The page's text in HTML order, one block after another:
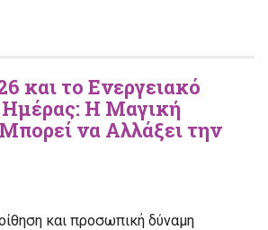
και το Ενεργειακό
Ημέρας: Η Μαγική
να Αλλάξει την
και προσωπική δύναμη